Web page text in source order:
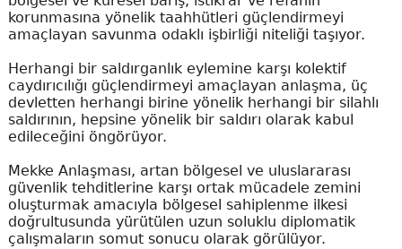
korunmasına yönelik taahhütleri güçlendirmeyi
amaçlayan savunma odaklı işbirliği niteliği taşıyor.
Herhangi bir saldırganlık eylemine karşı kolektif
caydırıcılığı güçlendirmeyi amaçlayan anlaşma, üç
devletten herhangi birine yönelik herhangi bir silahlı
saldırının, hepsine yönelik bir saldırı olarak kabul
edileceğini öngörüyor.
Mekke Anlaşması, artan bölgesel ve uluslararası
güvenlik tehditlerine karşı ortak mücadele zemini
oluşturmak amacıyla bölgesel sahiplenme ilkesi
doğrultusunda yürütülen uzun soluklu diplomatik
çalışmaların somut sonucu olarak görülüyor.